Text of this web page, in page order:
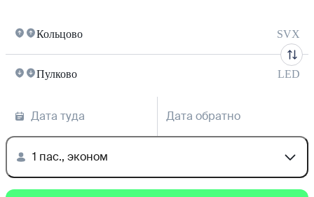
Кольцово SVX
Пулково LED
Дата туда Дата обратно
1 пас., эконом